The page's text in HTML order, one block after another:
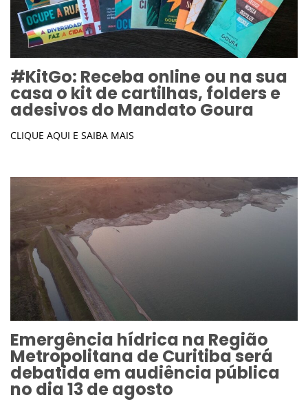
#KitGo: Receba online ou na sua
casa o kit de cartilhas, folders e
adesivos do Mandato Goura
CLIQUE AQUI E SAIBA MAIS
Emergência hídrica na Região
Metropolitana de Curitiba será
debatida em audiência pública
no dia 13 de agosto